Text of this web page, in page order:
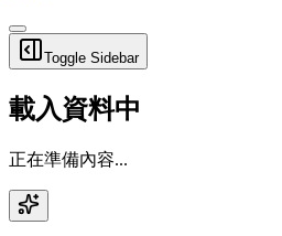
Toggle Sidebar
載入資料中
正在準備內容...